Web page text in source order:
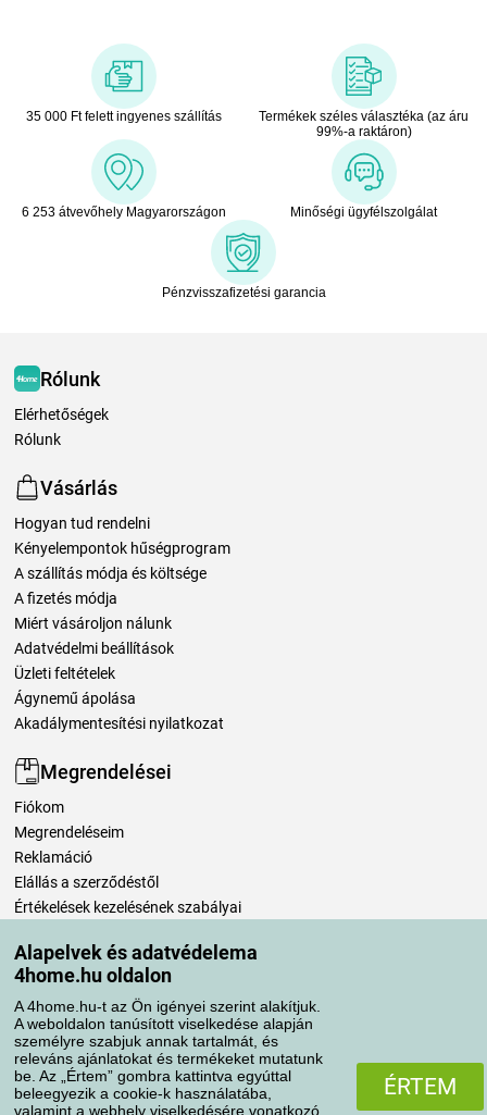
Alapelvek és adatvédelema
4home.hu oldalon
A 4home.hu-t az Ön igényei szerint alakítjuk.
A weboldalon tanúsított viselkedése alapján
személyre szabjuk annak tartalmát, és
releváns ajánlatokat és termékeket mutatunk
be. Az „Értem” gombra kattintva egyúttal
beleegyezik a cookie-k használatába,
valamint a webhely viselkedésére vonatkozó
ÉRTEM
35 000 Ft felett ingyenes szállítás
Termékek széles választéka (az áru
99%-a raktáron)
6 253 átvevőhely Magyarországon Minőségi ügyfélszolgálat
Pénzvisszafizetési garancia
Rólunk
Elérhetőségek
Rólunk
Vásárlás
Hogyan tud rendelni
Kényelempontok hűségprogram
A szállítás módja és költsége
A fizetés módja
Miért vásároljon nálunk
Adatvédelmi beállítások
Üzleti feltételek
Ágynemű ápolása
Akadálymentesítési nyilatkozat
Megrendelései
Fiókom
Megrendeléseim
Reklamáció
Elállás a szerződéstől
Értékelések kezelésének szabályai
Szállítási módok
Fizetési módok